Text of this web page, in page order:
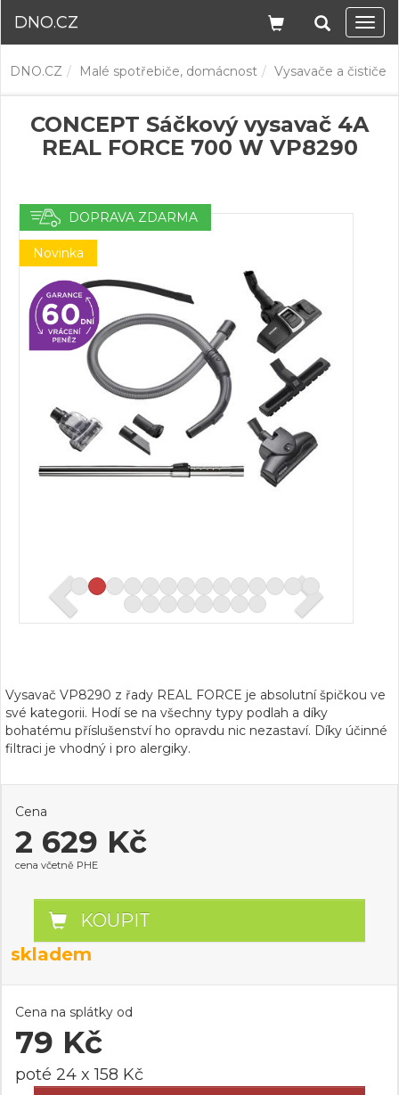
DNO.CZ
DNO.CZ Malé spotřebiče, domácnost Vysavače a čističe
CONCEPT Sáčkový vysavač 4A
REAL FORCE 700 W VP8290
DOPRAVA ZDARMA
Novinka
Vysavač VP8290 z řady REAL FORCE je absolutní špičkou ve
své kategorii. Hodí se na všechny typy podlah a díky
bohatému příslušenství ho opravdu nic nezastaví. Díky účinné
filtraci je vhodný i pro alergiky.
Cena
2 629 Kč
cena včetně PHE
KOUPIT
skladem
Cena na splátky od
79 Kč
poté 24 x 158 Kč